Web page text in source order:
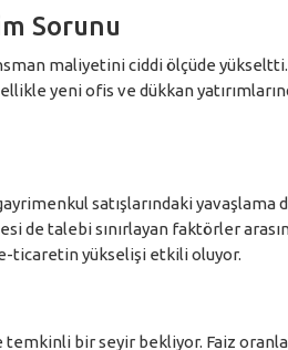
Sorunu
maliyetini ciddi ölçüde
yeni ofis ve dükkan
satışlarındaki yavaşlama
de talebi sınırlayan faktörler
e-ticaretin yükselişi etkili oluyor.
temkinli bir seyir bekliyor. Faiz